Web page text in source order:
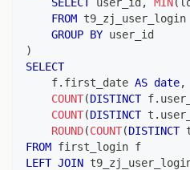
FROM t9_zj_user_login
GROUP BY user_id
)
SELECT
    f
. first_date AS date,
COUNT(DISTINCT f.
COUNT(DISTINCT t .
ROUND(COUNT(DISTINCT
FROM first_login f
LEFT JOIN